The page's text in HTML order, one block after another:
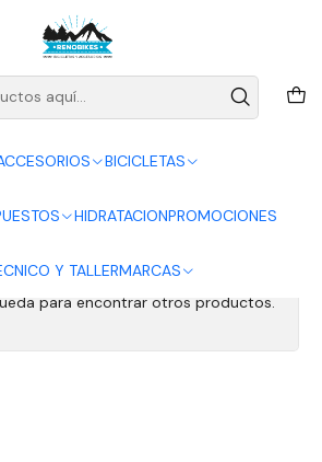
BICICLETAS
HIDRATACIONPROMOCIONES
Y TALLERMARCAS
V - IV - RM DESDE 2.990
buscar en otras categorías o utilizar
para encontrar otros productos.